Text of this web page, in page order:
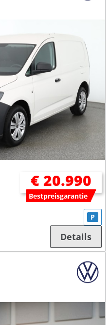
€ 20.990
Bestpreisgarantie
P
Details